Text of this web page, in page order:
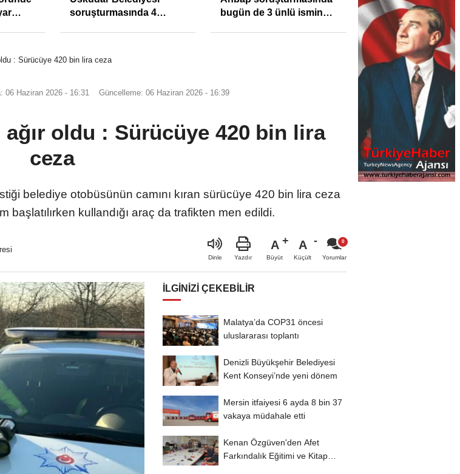
soruşturmasında 4
bugün de 3 ünlü ismin
: Sürücüye 420 bin lira ceza
06 Haziran 2026 - 16:31 Güncelleme: 06 Haziran 2026 - 16:39
oldu : Sürücüye 420 bin lira
ceza
belediye otobüsünün camını kıran sürücüye 420 bin lira ceza
başlatılırken kullandığı araç da trafikten men edildi.
Dinle Yazdır
A
Büyüt
A
Küçült Yorumlar
İLGINIZI ÇEKEBILIR
Malatya’da COP31 öncesi
uluslararası toplantı
Denizli Büyükşehir Belediyesi
Kent Konseyi’nde yeni dönem
Mersin itfaiyesi 6 ayda 8 bin 37
vakaya müdahale etti
Kenan Özgüven'den Afet
Farkındalık Eğitimi ve Kitap